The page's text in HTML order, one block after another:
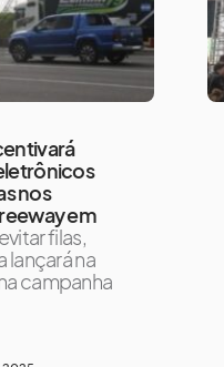
nos
em
filas,
lançará na
campanha